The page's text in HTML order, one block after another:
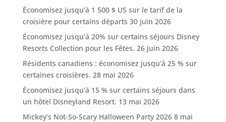
Économisez jusqu’à 1 500 $ US sur le tarif de la
croisière pour certains départs 30 juin 2026
Économisez jusqu’à 20% sur certains séjours Disney
Resorts Collection pour les Fêtes. 26 juin 2026
Résidents canadiens : économisez jusqu’à 25 % sur
certaines croisières. 28 mai 2026
Économisez jusqu’à 15 % sur certains séjours dans
un hôtel Disneyland Resort. 13 mai 2026
Mickey’s Not-So-Scary Halloween Party 2026 8 mai